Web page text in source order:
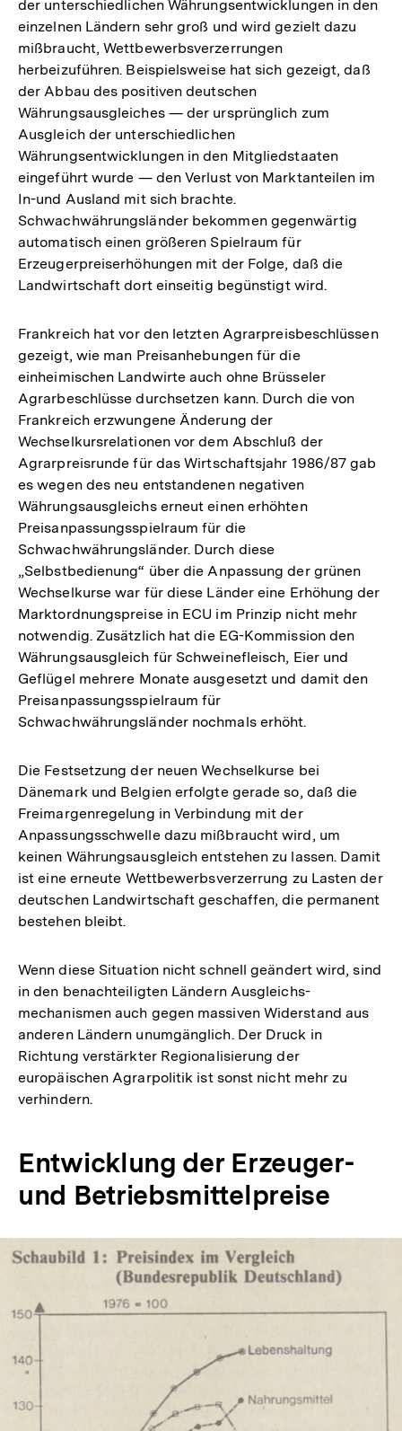
der unterschiedlichen Währungsentwicklungen in den
einzelnen Ländern sehr groß und wird gezielt dazu
mißbraucht, Wettbewerbsverzerrungen
herbeizuführen. Beispielsweise hat sich gezeigt, daß
der Abbau des positiven deutschen
Währungsausgleiches — der ursprünglich zum
Ausgleich der unterschiedlichen
Währungsentwicklungen in den Mitgliedstaaten
eingeführt wurde — den Verlust von Marktanteilen im
In-und Ausland mit sich brachte.
Schwachwährungsländer bekommen gegenwärtig
automatisch einen größeren Spielraum für
Erzeugerpreiserhöhungen mit der Folge, daß die
Landwirtschaft dort einseitig begünstigt wird.
Frankreich hat vor den letzten Agrarpreisbeschlüssen
gezeigt, wie man Preisanhebungen für die
einheimischen Landwirte auch ohne Brüsseler
Agrarbeschlüsse durchsetzen kann. Durch die von
Frankreich erzwungene Änderung der
Wechselkursrelationen vor dem Abschluß der
Agrarpreisrunde für das Wirtschaftsjahr 1986/87 gab
es wegen des neu entstandenen negativen
Währungsausgleichs erneut einen erhöhten
Preisanpassungsspielraum für die
Schwachwährungsländer. Durch diese
„Selbstbedienung“ über die Anpassung der grünen
Wechselkurse war für diese Länder eine Erhöhung der
Marktordnungspreise in ECU im Prinzip nicht mehr
notwendig. Zusätzlich hat die EG-Kommission den
Währungsausgleich für Schweinefleisch, Eier und
Geflügel mehrere Monate ausgesetzt und damit den
Preisanpassungsspielraum für
Schwachwährungsländer nochmals erhöht.
Die Festsetzung der neuen Wechselkurse bei
Dänemark und Belgien erfolgte gerade so, daß die
Freimargenregelung in Verbindung mit der
Anpassungsschwelle dazu mißbraucht wird, um
keinen Währungsausgleich entstehen zu lassen. Damit
ist eine erneute Wettbewerbsverzerrung zu Lasten der
deutschen Landwirtschaft geschaffen, die permanent
bestehen bleibt.
Wenn diese Situation nicht schnell geändert wird, sind
in den benachteiligten Ländern Ausgleichs-
mechanismen auch gegen massiven Widerstand aus
anderen Ländern unumgänglich. Der Druck in
Richtung verstärkter Regionalisierung der
europäischen Agrarpolitik ist sonst nicht mehr zu
verhindern.
Entwicklung der Erzeuger-
und Betriebsmittelpreise